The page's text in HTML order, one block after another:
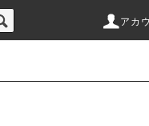
アカ